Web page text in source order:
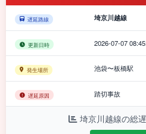
遅延路線 埼京川越線
更新日時 2026-07-07
発生場所 池袋〜板橋駅
遅延原因 踏切事故
埼京川越線の総